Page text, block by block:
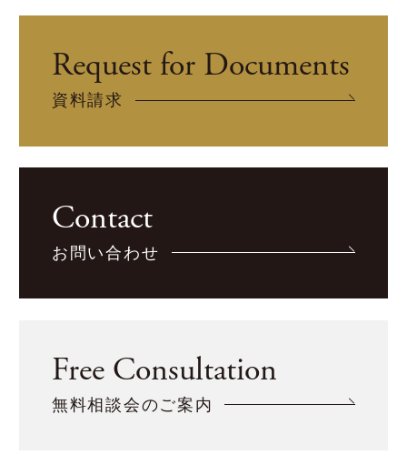
Request for Documents
資料請求
Contact
お問い合わせ
Free Consultation
無料相談会のご案内